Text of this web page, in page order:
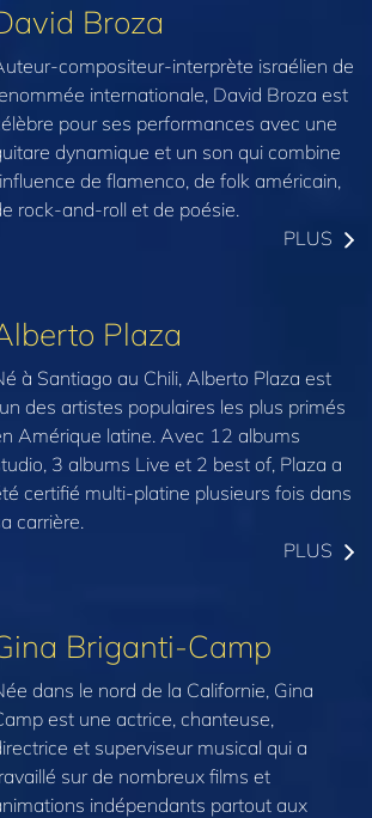
Broza
compositeur-interprète israélien de
internationale, David Broza est
pour ses performances avec une
dynamique et un son qui combine
de flamenco, de folk américain,
rock-and-roll et de poésie.
PLUS
Plaza
à Santiago au Chili, Alberto Plaza est
des artistes populaires les plus primés
Amérique latine. Avec 12 albums
3 albums Live et 2 best of, Plaza a
certifié multi-platine plusieurs fois dans
carrière.
PLUS
Briganti-Camp
dans le nord de la Californie, Gina
est une actrice, chanteuse,
et superviseur musical qui a
sur de nombreux films et
indépendants partout aux